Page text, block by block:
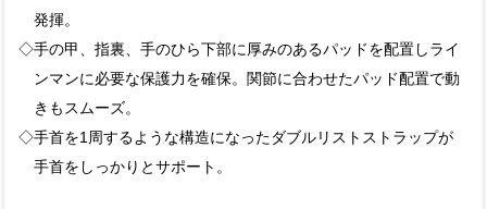
発揮。
◇手の甲、指裏、手のひら下部に厚みのあるパッドを配置しライ
ンマンに必要な保護力を確保。関節に合わせたパッド配置で動
きもスムーズ。
◇手首を1周するような構造になったダブルリストストラップが
手首をしっかりとサポート。